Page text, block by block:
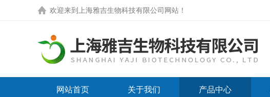
欢迎来到 上海雅吉生物科技有限公司网站 ！
网站首页 关于我们 产品中心